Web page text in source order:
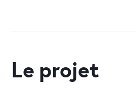
Le projet